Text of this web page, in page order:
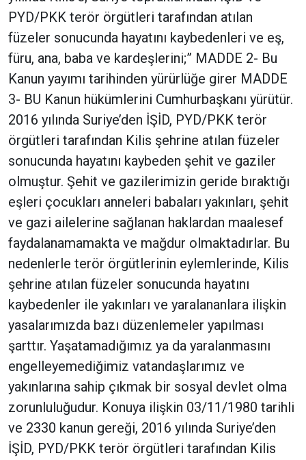
PYD/PKK terör örgütleri tarafından atılan
füzeler sonucunda hayatını kaybedenleri ve eş,
füru, ana, baba ve kardeşlerini;” MADDE 2- Bu
Kanun yayımı tarihinden yürürlüğe girer MADDE
3- BU Kanun hükümlerini Cumhurbaşkanı yürütür.
2016 yılında Suriye’den İŞİD, PYD/PKK terör
örgütleri tarafından Kilis şehrine atılan füzeler
sonucunda hayatını kaybeden şehit ve gaziler
olmuştur. Şehit ve gazilerimizin geride bıraktığı
eşleri çocukları anneleri babaları yakınları, şehit
ve gazi ailelerine sağlanan haklardan maalesef
faydalanamamakta ve mağdur olmaktadırlar. Bu
nedenlerle terör örgütlerinin eylemlerinde, Kilis
şehrine atılan füzeler sonucunda hayatını
kaybedenler ile yakınları ve yaralananlara ilişkin
yasalarımızda bazı düzenlemeler yapılması
şarttır. Yaşatamadığımız ya da yaralanmasını
engelleyemediğimiz vatandaşlarımız ve
yakınlarına sahip çıkmak bir sosyal devlet olma
zorunluluğudur. Konuya ilişkin 03/11/1980 tarihli
ve 2330 kanun gereği, 2016 yılında Suriye’den
İŞİD, PYD/PKK terör örgütleri tarafından Kilis